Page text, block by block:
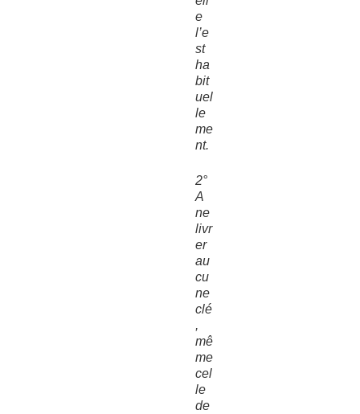
e
l’e
st
ha
bit
uel
le
me
nt.
2°
A
ne
livr
er
au
cu
ne
clé
,
mê
me
cel
le
de